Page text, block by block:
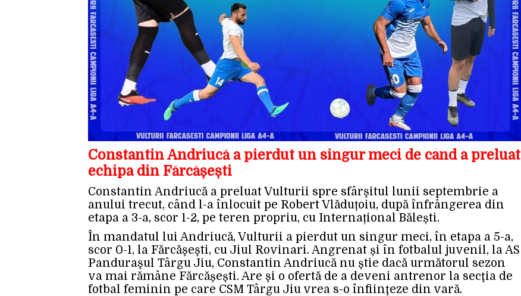
Constantin Andriucă a pierdut un singur meci de când a preluat
echipa din Fărcășești
Constantin Andriucă a preluat Vulturii spre sfârşitul lunii septembrie a
anului trecut, când l-a înlocuit pe Robert Vlăduțoiu, după înfrângerea din
etapa a 3-a, scor 1-2, pe teren propriu, cu Internațional Bălești.
În mandatul lui Andriucă, Vulturii a pierdut un singur meci, în etapa a 5-a,
scor 0-1, la Fărcăşeşti, cu Jiul Rovinari. Angrenat și în fotbalul juvenil, la AS
Panduraşul Târgu Jiu, Constantin Andriucă nu știe dacă următorul sezon
va mai rămâne Fărcășești. Are şi o ofertă de a deveni antrenor la secţia de
fotbal feminin pe care CSM Târgu Jiu vrea s-o înfiinţeze din vară.